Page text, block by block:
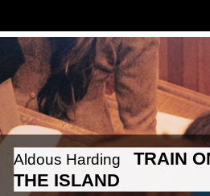
Aldous Harding
TRAIN
THE ISLAND